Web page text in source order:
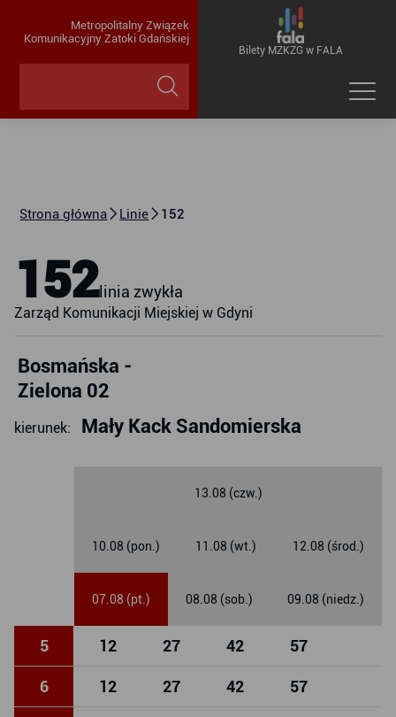
Metropolitalny Związek
Komunikacyjny Zatoki Gdańskiej
Bilety MZKZG w FALA
Strona główna Linie 152
152linia zwykła
Zarząd Komunikacji Miejskiej w Gdyni
Bosmańska -
Zielona 02
kierunek: Mały Kack Sandomierska
07.08 (pt.) 08.08 (sob.) 09.08 (niedz.)
10.08 (pon.) 11.08 (wt.) 12.08 (środ.)
13.08 (czw.)
5 12 27 42 57
6 12 27 42 57